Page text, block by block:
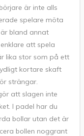
är inte alls
spelare möta
bland annat
att spela
lika stor som på ett
kortare skaft
strängar.
att slagen inte
I padel har du
bollar utan det är
bollen noggrant